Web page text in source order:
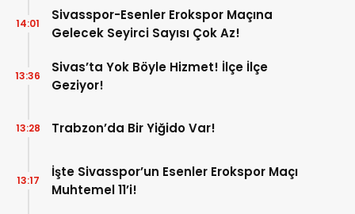
Sivasspor-Esenler Erokspor Maçına
Gelecek Seyirci Sayısı Çok Az!
14:01
Sivas’ta Yok Böyle Hizmet! İlçe İlçe
Geziyor!
13:36
Trabzon’da Bir Yiğido Var!
13:28
İşte Sivasspor’un Esenler Erokspor Maçı
Muhtemel 11’i!
13:17